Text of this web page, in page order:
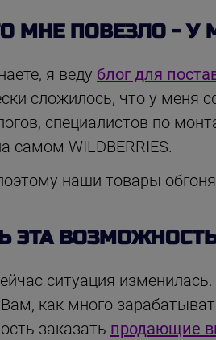
МНЕ ПОВЕЗЛО -
я веду блог для
сложилось, что у
специалистов по
самом WILDBERRIES.
наши товары
ЭТА
ситуация
как много
заказать продающие